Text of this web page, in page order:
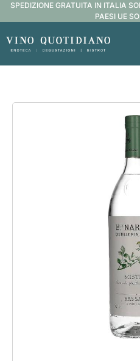
SPEDIZIONE GRATUITA IN ITALIA
PAESI UE